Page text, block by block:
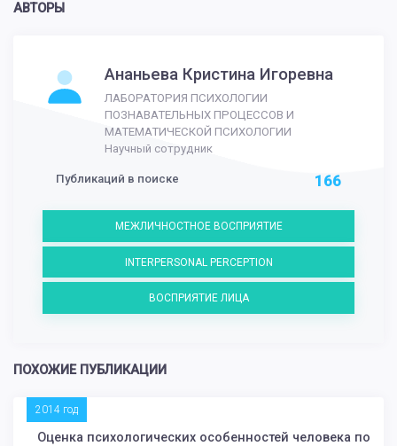
АВТОРЫ
Ананьева Кристина Игоревна
ЛАБОРАТОРИЯ ПСИХОЛОГИИ
ПОЗНАВАТЕЛЬНЫХ ПРОЦЕССОВ И
МАТЕМАТИЧЕСКОЙ ПСИХОЛОГИИ
Научный сотрудник
Публикаций в поиске 166
МЕЖЛИЧНОСТНОЕ ВОСПРИЯТИЕ
INTERPERSONAL PERCEPTION
ВОСПРИЯТИЕ ЛИЦА
ПОХОЖИЕ ПУБЛИКАЦИИ
2014 год
Оценка психологических особенностей человека по